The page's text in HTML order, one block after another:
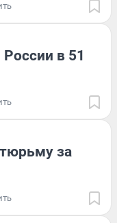
в 51
за